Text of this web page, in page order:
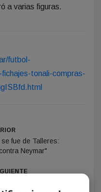
a varias figuras.
futbol-
tonali-compras-
fue de Talleres:
Neymar"